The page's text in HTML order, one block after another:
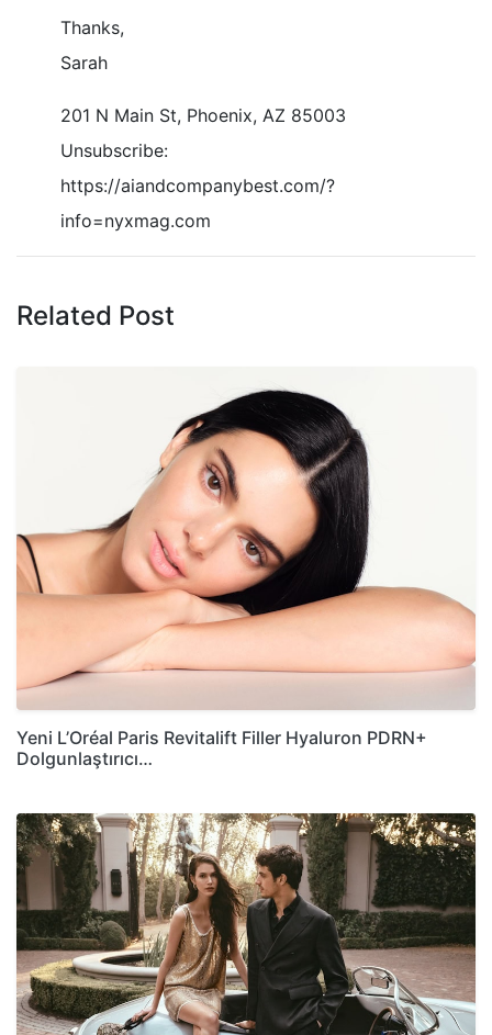
Thanks,
Sarah
201 N Main St, Phoenix, AZ 85003
Unsubscribe:
https://aiandcompanybest.com/?
info=nyxmag.com
Related Post
Yeni L’Oréal Paris Revitalift Filler Hyaluron PDRN+
Dolgunlaştırıcı…